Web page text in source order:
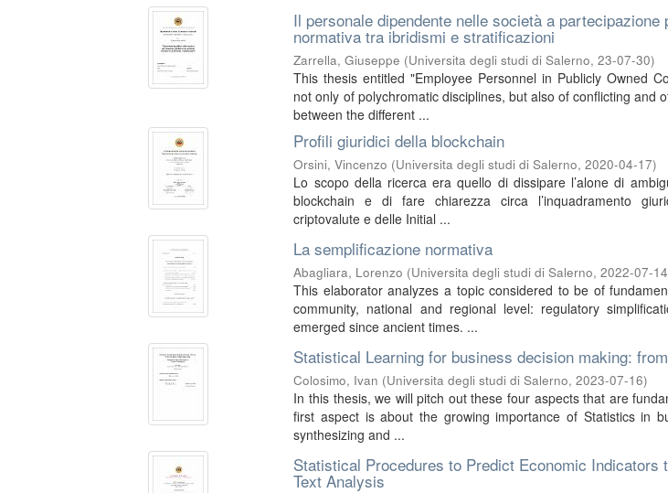
Il personale dipendente nelle società a partecipazione
normativa tra ibridismi e stratificazioni
Zarrella, Giuseppe (Universita degli studi di Salerno,23-07-30)
This thesis entitled "Employee Personnel in Publicly Owned
not only of polychromatic disciplines, but also of conflicting and
between the different ...
Profili giuridici della blockchain
Orsini, Vincenzo (Universita degli studi di Salerno,2020-04-17)
Lo scopo della ricerca era quello di dissipare l’alone di
blockchain e di fare chiarezza circa l’inquadramento
criptovalute e delle Initial ...
La semplificazione normativa
Abagliara, Lorenzo (Universita degli studi di Salerno,2022-07-14
This elaborator analyzes a topic considered to be of
community, national and regional level: regulatory
emerged since ancient times. ...
Statistical Learning for business decision making:
Colosimo, Ivan (Universita degli studi di Salerno,2023-07-16)
In this thesis, we will pitch out these four aspects that are
first aspect is about the growing importance of Statistics in
synthesizing and ...
Statistical Procedures to Predict Economic Indicators
Text Analysis